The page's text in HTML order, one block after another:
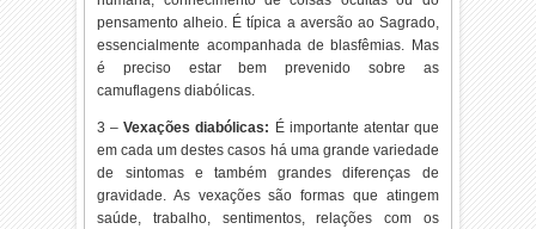
pensamento alheio. É típica a aversão ao Sagrado,
essencialmente acompanhada de blasfêmias. Mas
é preciso estar bem prevenido sobre as
camuflagens diabólicas.
3 –Vexações diabólicas: É importante atentar que
em cada um destes casos há uma grande variedade
de sintomas e também grandes diferenças de
gravidade. As vexações são formas que atingem
saúde, trabalho, sentimentos, relações com os